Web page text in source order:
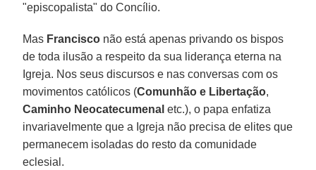
"episcopalista" do Concílio.
Mas Francisco não está apenas privando os bispos
de toda ilusão a respeito da sua liderança eterna na
Igreja. Nos seus discursos e nas conversas com os
movimentos católicos (Comunhão e Libertação,
Caminho Neocatecumenal etc.), o papa enfatiza
invariavelmente que a Igreja não precisa de elites que
permanecem isoladas do resto da comunidade
eclesial.